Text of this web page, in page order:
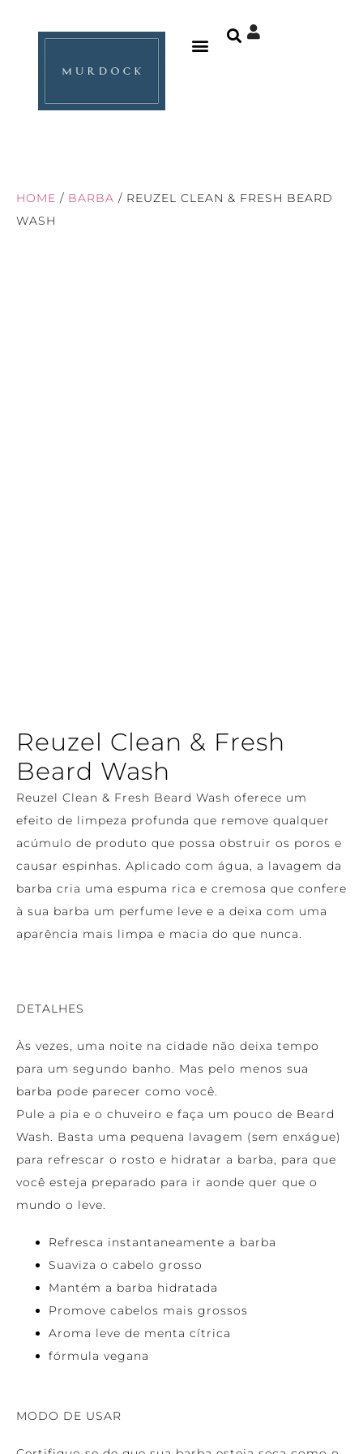
HOME / BARBA / REUZEL CLEAN & FRESH BEARD
WASH
Reuzel Clean & Fresh
Beard Wash
Reuzel Clean & Fresh Beard Wash oferece um
efeito de limpeza profunda que remove qualquer
acúmulo de produto que possa obstruir os poros e
causar espinhas. Aplicado com água, a lavagem da
barba cria uma espuma rica e cremosa que confere
à sua barba um perfume leve e a deixa com uma
aparência mais limpa e macia do que nunca.
DETALHES
Às vezes, uma noite na cidade não deixa tempo
para um segundo banho. Mas pelo menos sua
barba pode parecer como você.
Pule a pia e o chuveiro e faça um pouco de Beard
Wash. Basta uma pequena lavagem (sem enxágue)
para refrescar o rosto e hidratar a barba, para que
você esteja preparado para ir aonde quer que o
mundo o leve.
Refresca instantaneamente a barba
Suaviza o cabelo grosso
Mantém a barba hidratada
Promove cabelos mais grossos
Aroma leve de menta cítrica
fórmula vegana
MODO DE USAR